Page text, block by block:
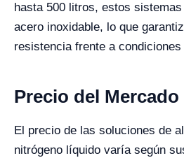
hasta 500 litros, estos
acero inoxidable, lo que
resistencia frente a
Precio del Mercado
El precio de las soluciones de
nitrógeno líquido varía según